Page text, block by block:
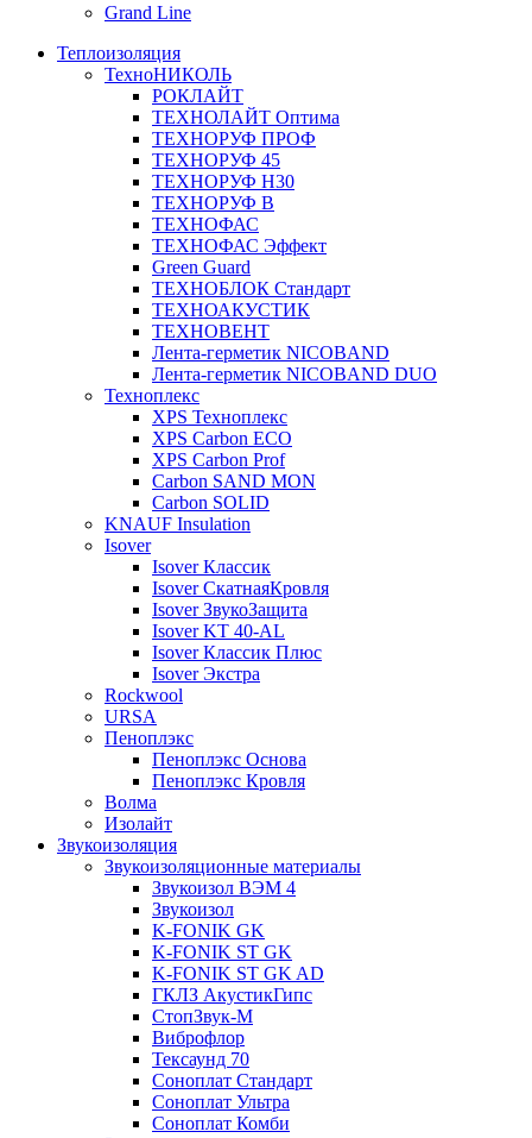
Grand Line
Теплоизоляция
ТехноНИКОЛЬ
РОКЛАЙТ
ТЕХНОЛАЙТ Оптима
ТЕХНОРУФ ПРОФ
ТЕХНОРУФ 45
ТЕХНОРУФ Н30
ТЕХНОРУФ В
ТЕХНОФАС
ТЕХНОФАС Эффект
Green Guard
ТЕХНОБЛОК Стандарт
ТЕХНОАКУСТИК
ТЕХНОВЕНТ
Лента-герметик NICOBAND
Лента-герметик NICOBAND DUO
Техноплекс
XPS Техноплекс
XPS Carbon ECO
XPS Carbon Prof
Carbon SAND MON
Carbon SOLID
KNAUF Insulation
Isover
Isover Классик
Isover СкатнаяКровля
Isover ЗвукоЗащита
Isover KT 40-AL
Isover Классик Плюс
Isover Экстра
Rockwool
URSA
Пеноплэкс
Пеноплэкс Основа
Пеноплэкс Кровля
Волма
Изолайт
Звукоизоляция
Звукоизоляционные материалы
Звукоизол ВЭМ 4
Звукоизол
K-FONIK GK
K-FONIK ST GK
K-FONIK ST GK AD
ГКЛЗ АкустикГипс
СтопЗвук-М
Виброфлор
Тексаунд 70
Соноплат Стандарт
Соноплат Ультра
Соноплат Комби